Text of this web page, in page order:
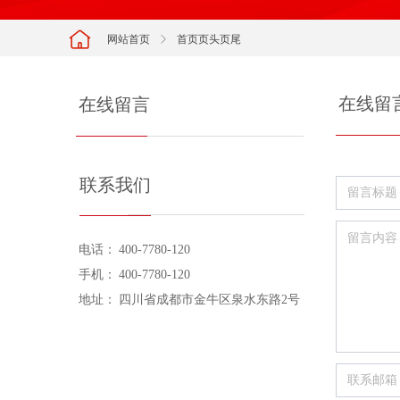
网站首页 ꁕ 首页页头页尾
在线留言
联系我们
电话： 400-7780-120
手机： 400-7780-120
地址：
四川省成都市金牛区泉水东路2号
在线留